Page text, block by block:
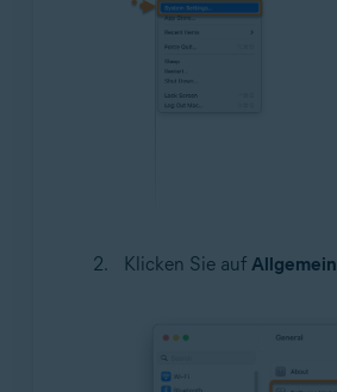
Klicken Sie auf Allgemein